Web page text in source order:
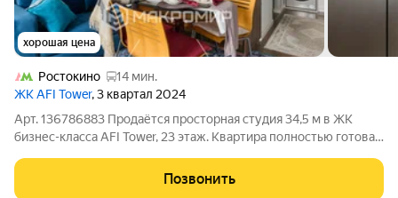
хорошая цена
Ростокино
14 мин.
ЖК AFI Tower, 3 квартал 2024
Арт. 136786883 Продаётся просторная студия 34,5 м в ЖК
бизнес-класса AFI Tower, 23 этаж. Квартира полностью готова к
техникой, стенка и тумба под ТВ MR.Doors, кровать Askona с
матрасом, диван.
Позвонить